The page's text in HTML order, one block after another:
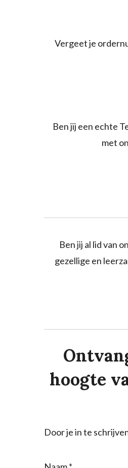
Vergeet je
Ben jij een echte
met
Ben jij al lid van
gezellige en
hoogte
Door je in te